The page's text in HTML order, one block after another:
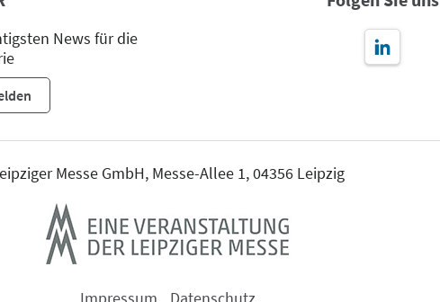
News für die
Messe GmbH, Messe-Allee 1, 04356 Leipzig